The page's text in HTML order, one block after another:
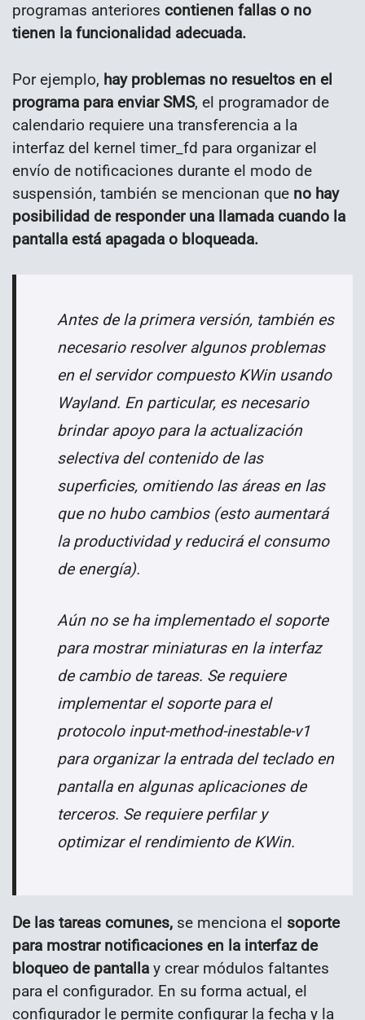
programas anteriores contienen fallas o no
tienen la funcionalidad adecuada.
Por ejemplo, hay problemas no resueltos en el
programa para enviar SMS, el programador de
calendario requiere una transferencia a la
interfaz del kernel timer_fd para organizar el
envío de notificaciones durante el modo de
suspensión, también se mencionan que no hay
posibilidad de responder una llamada cuando la
pantalla está apagada o bloqueada.
Antes de la primera versión, también es
necesario resolver algunos problemas
en el servidor compuesto KWin usando
Wayland. En particular, es necesario
brindar apoyo para la actualización
selectiva del contenido de las
superficies, omitiendo las áreas en las
que no hubo cambios (esto aumentará
la productividad y reducirá el consumo
de energía).
Aún no se ha implementado el soporte
para mostrar miniaturas en la interfaz
de cambio de tareas. Se requiere
implementar el soporte para el
protocolo input-method-inestable-v1
para organizar la entrada del teclado en
pantalla en algunas aplicaciones de
terceros. Se requiere perfilar y
optimizar el rendimiento de KWin.
De las tareas comunes, se menciona el soporte
para mostrar notificaciones en la interfaz de
bloqueo de pantalla y crear módulos faltantes
para el configurador. En su forma actual, el
configurador le permite configurar la fecha y la